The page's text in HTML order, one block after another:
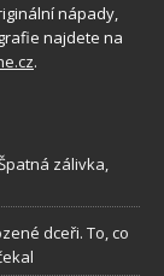
nápady,
najdete na
.
zálivka,
dceři. To, co